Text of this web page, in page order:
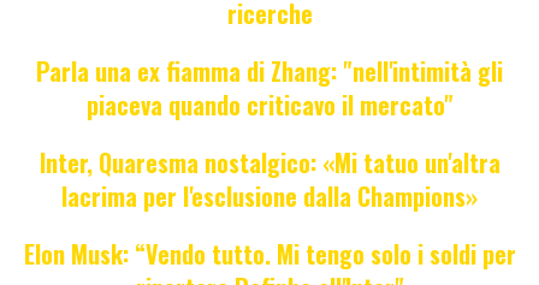
ricerche
Parla una ex fiamma di Zhang: "nell'intimità gli
piaceva quando criticavo il mercato"
Inter, Quaresma nostalgico: «Mi tatuo un'altra
lacrima per l'esclusione dalla Champions»
Elon Musk: “Vendo tutto. Mi tengo solo i soldi per